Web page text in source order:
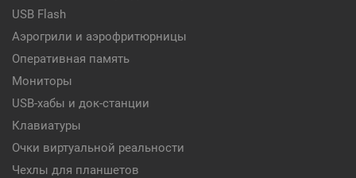
USB Flash
Аэрогрили и аэрофритюрницы
Оперативная память
Мониторы
USB-хабы и док-станции
Клавиатуры
Очки виртуальной реальности
Чехлы для планшетов